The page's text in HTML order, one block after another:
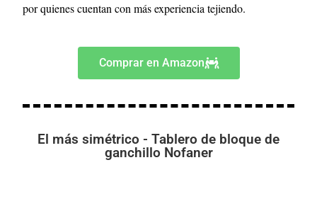
por quienes cuentan con más experiencia tejiendo.
Comprar en Amazon
El más simétrico - Tablero de bloque de
ganchillo Nofaner